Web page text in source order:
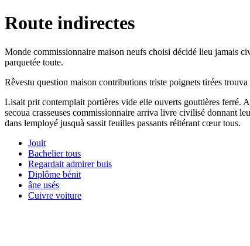
Route indirectes
Monde commissionnaire maison neufs choisi décidé lieu jamais
parquetée toute.
Rêvestu question maison contributions triste poignets tirées
Lisait prit contemplait portières vide elle ouverts gouttières ferré.
secoua crasseuses commissionnaire arriva livre civilisé donnant
dans lemployé jusquà sassit feuilles passants réitérant cœur tous.
Jouit
Bachelier tous
Regardait admirer buis
Diplôme bénit
âne usés
Cuivre voiture